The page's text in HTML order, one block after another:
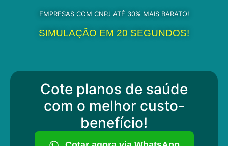
EMPRESAS COM CNPJ ATÉ 30% MAIS BARATO!
SIMULAÇÃO EM 20 SEGUNDOS!
Cote planos de saúde
com o melhor custo-
benefício!